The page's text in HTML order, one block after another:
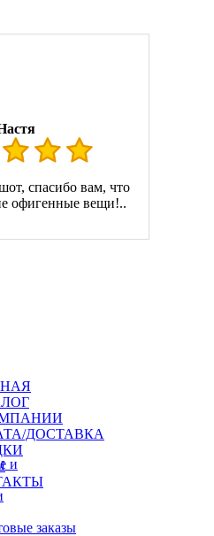
спасибо вам, что
офигенные вещи!..
ДОСТАВКА
и
заказы